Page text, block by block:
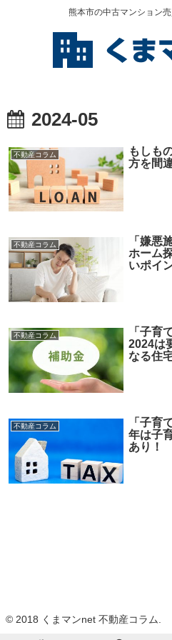
熊本市の中古マンション
2024-05
不動産コラム
もしも
方を間
不動産コラム
「嫌悪
ホーム
いポイ
不動産コラム
「子育
2024は
なる住
不動産コラム
「子育
年は子
あり！
© 2018 くまマンnet 不動産コラム.